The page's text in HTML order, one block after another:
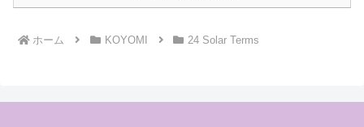
ホーム KOYOMI 24 Solar Terms